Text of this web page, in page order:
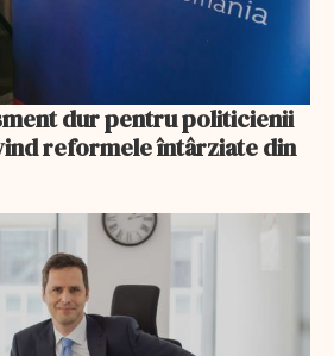
dur pentru politicienii
reformele întârziate din